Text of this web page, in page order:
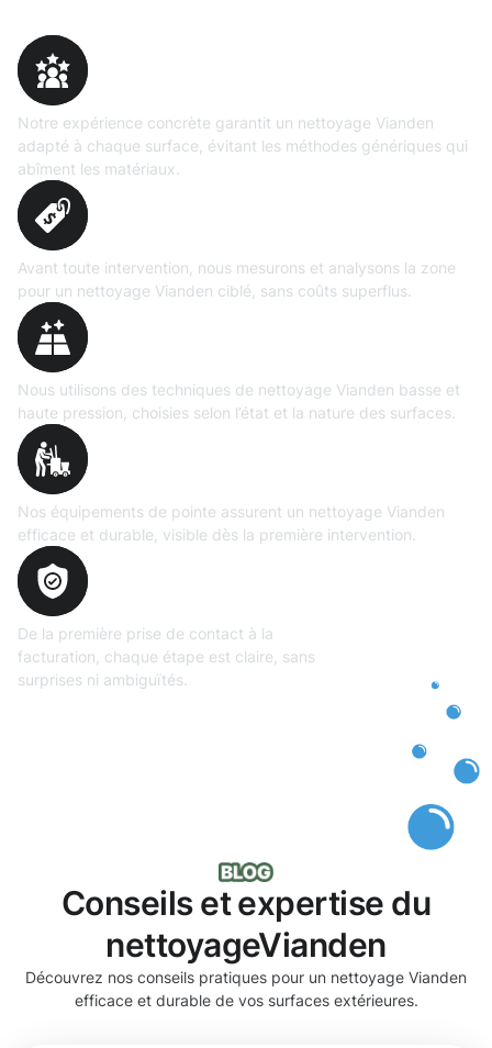
Notre expérience concrète garantit un nettoyage Vianden
adapté à chaque surface, évitant les méthodes génériques qui
abîment les matériaux.
Avant toute intervention, nous mesurons et analysons la zone
pour un nettoyage Vianden ciblé, sans coûts superflus.
Nous utilisons des techniques de nettoyage Vianden basse et
haute pression, choisies selon l’état et la nature des surfaces.
Nos équipements de pointe assurent un nettoyage Vianden
efficace et durable, visible dès la première intervention.
De la première prise de contact à la
facturation, chaque étape est claire, sans
surprises ni ambiguïtés.
Conseils et expertise du
nettoyageVianden
Découvrez nos conseils pratiques pour un nettoyage Vianden
efficace et durable de vos surfaces extérieures.